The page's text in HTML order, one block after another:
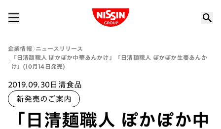
Nissin Group
企業情報
ニュースリリース
「日清麺職人 ぽかぽか中華あんかけ」「日清麺職人 ぽかぽか生姜あんか
け」(10月14日発売)
2019.09.30 日清食品
新発売のご案内
「日清麺職人 ぽかぽか中